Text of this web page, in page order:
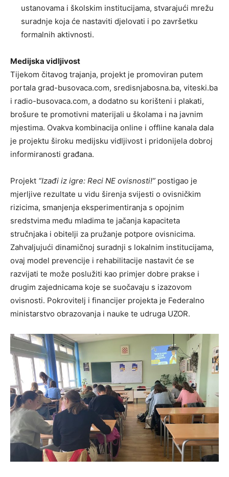
ustanovama i školskim institucijama, stvarajući mrežu
suradnje koja će nastaviti djelovati i po završetku
formalnih aktivnosti.
Medijska vidljivost
Tijekom čitavog trajanja, projekt je promoviran putem
portala grad-busovaca.com, sredisnjabosna.ba, viteski.ba
i radio-busovaca.com, a dodatno su korišteni i plakati,
brošure te promotivni materijali u školama i na javnim
mjestima. Ovakva kombinacija online i offline kanala dala
je projektu široku medijsku vidljivost i pridonijela dobroj
informiranosti građana.
Projekt “Izađi iz igre: Reci NE ovisnosti!” postigao je
mjerljive rezultate u vidu širenja svijesti o ovisničkim
rizicima, smanjenja eksperimentiranja s opojnim
sredstvima među mladima te jačanja kapaciteta
stručnjaka i obitelji za pružanje potpore ovisnicima.
Zahvaljujući dinamičnoj suradnji s lokalnim institucijama,
ovaj model prevencije i rehabilitacije nastavit će se
razvijati te može poslužiti kao primjer dobre prakse i
drugim zajednicama koje se suočavaju s izazovom
ovisnosti. Pokrovitelj i financijer projekta je Federalno
ministarstvo obrazovanja i nauke te udruga UZOR.